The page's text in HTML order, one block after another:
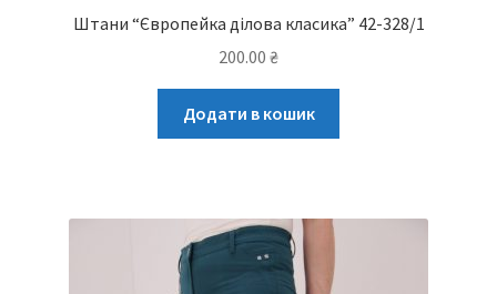
Штани “Європейка ділова класика” 42-328/1
200.00 ₴
Додати в кошик